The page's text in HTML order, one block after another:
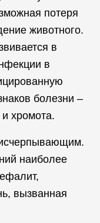
потеря
животного.
в
в
болезни –
хромота.
наиболее
вызванная